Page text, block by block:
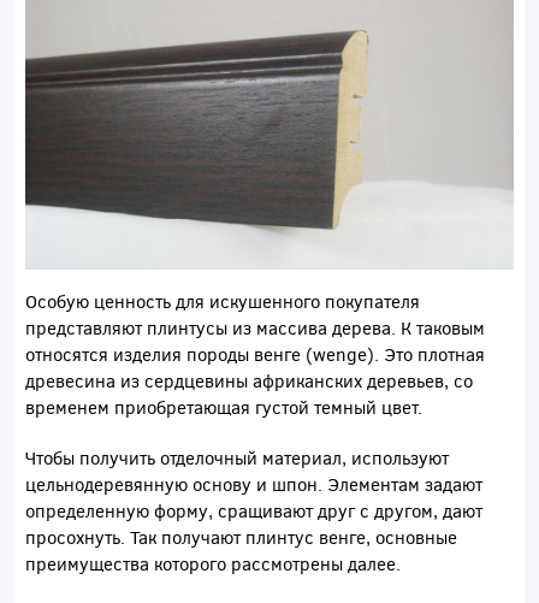
Особую ценность для искушенного покупателя
представляют плинтусы из массива дерева. К таковым
относятся изделия породы венге (wenge). Это плотная
древесина из сердцевины африканских деревьев, со
временем приобретающая густой темный цвет.
Чтобы получить отделочный материал, используют
цельнодеревянную основу и шпон. Элементам задают
определенную форму, сращивают друг с другом, дают
просохнуть. Так получают плинтус венге, основные
преимущества которого рассмотрены далее.